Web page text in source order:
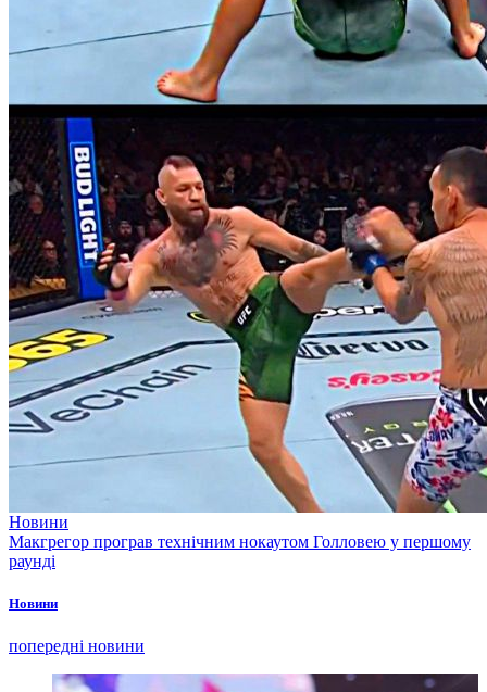
Новини
Макгрегор програв технічним нокаутом Голловею у першому
раунді
Новини
попередні новини